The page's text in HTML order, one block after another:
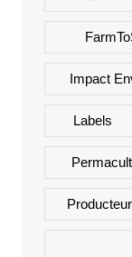
Impact
Labels